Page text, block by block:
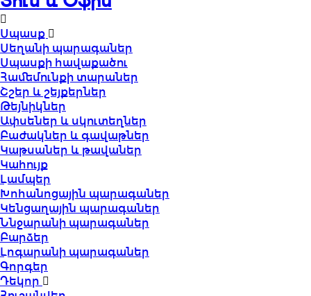
Սպասք
Սեղանի պարագաներ
Սպասքի հավաքածու
Համեմունքի տարաներ
Շշեր և շեյքերներ
Թեյնիկներ
Ափսեներ և սկուտեղներ
Բաժակներ և գավաթներ
Կաթսաներ և թավաներ
Կահույք
Լամպեր
Խոհանոցային պարագաներ
Կենցաղային պարագաներ
Ննջարանի պարագաներ
Բարձեր
Լոգարանի պարագաներ
Գորգեր
Դեկոր